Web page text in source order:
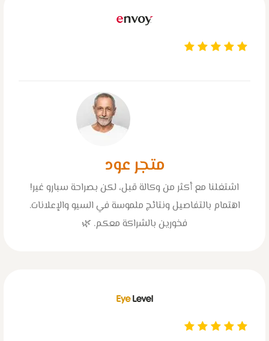
متجر عود
اشتغلنا مع أكثر من وكالة قبل، لكن بصراحة سبارو غير!
اهتمام بالتفاصيل ونتائج ملموسة في السيو والإعلانات.
فخورين بالشراكة معكم. 🌿